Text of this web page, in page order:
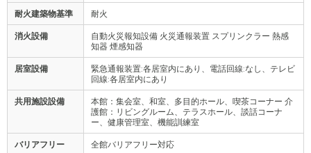
耐火建築物基準 耐火
消火設備
自動火災報知設備 火災通報装置 スプリンクラー 熱感
知器 煙感知器
居室設備
緊急通報装置:各居室内にあり、電話回線:なし、テレビ
回線:各居室内にあり
共用施設設備
本館：集会室、和室、多目的ホール、喫茶コーナー 介
護館：リビングルーム、テラスホール、談話コーナ
ー、健康管理室、機能訓練室
バリアフリー 全館バリアフリー対応